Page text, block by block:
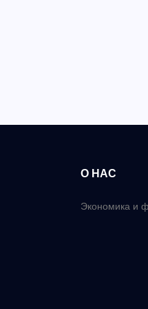
О НАС
Экономика и